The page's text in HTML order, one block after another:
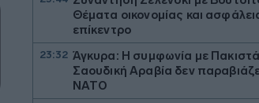
Θέματα οικονομίας και
επίκεντρο
23:32 Άγκυρα: Η συμφωνία με
Σαουδική Αραβία δεν
ΝΑΤΟ